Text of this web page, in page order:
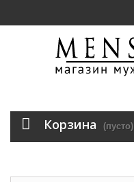
Корзина (пусто)